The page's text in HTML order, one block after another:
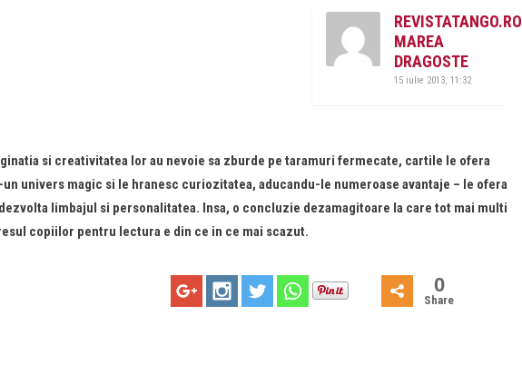
REVISTATANGO.RO
MAREA
DRAGOSTE
15 iulie 2013, 11:32
si creativitatea lor au nevoie sa zburde pe taramuri fermecate, cartile le ofera
univers magic si le hranesc curiozitatea, aducandu-le numeroase avantaje – le ofera
limbajul si personalitatea. Insa, o concluzie dezamagitoare la care tot mai multi
copiilor pentru lectura e din ce in ce mai scazut.
0
Share